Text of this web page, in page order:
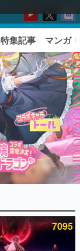
特集記事 マンガ
7095